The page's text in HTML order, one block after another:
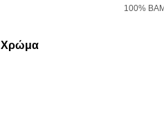
100%
Χρώμα